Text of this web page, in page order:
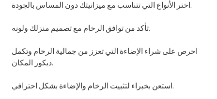
اختر الأنواع التي تتناسب مع ميزانيتك دون المساس بالجودة.
تأكد من توافق الرخام مع تصميم منزلك ولونه.
احرص على شراء الإضاءة التي تعزز من جمالية الرخام وتكمل
ديكور المكان.
استعن بخبراء لتثبيت الرخام والإضاءة بشكل احترافي.